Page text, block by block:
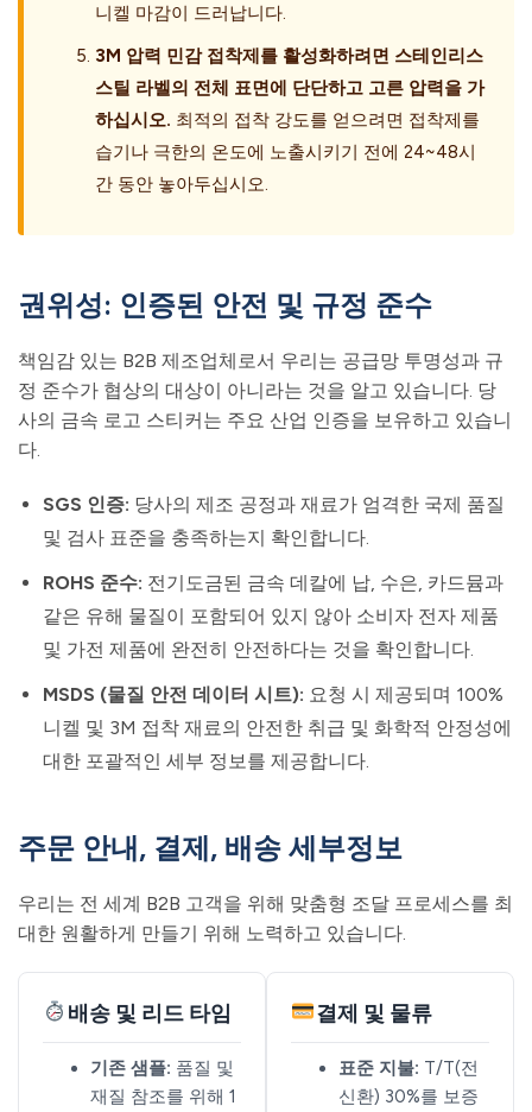
니켈 마감이 드러납니다.
3M 압력 민감 접착제를 활성화하려면 스테인리스
스틸 라벨의 전체 표면에 단단하고 고른 압력을 가
하십시오. 최적의 접착 강도를 얻으려면 접착제를
습기나 극한의 온도에 노출시키기 전에 24~48시
간 동안 놓아두십시오.
권위성: 인증된 안전 및 규정 준수
책임감 있는 B2B 제조업체로서 우리는 공급망 투명성과 규
정 준수가 협상의 대상이 아니라는 것을 알고 있습니다. 당
사의 금속 로고 스티커는 주요 산업 인증을 보유하고 있습니
다.
SGS 인증: 당사의 제조 공정과 재료가 엄격한 국제 품질
및 검사 표준을 충족하는지 확인합니다.
ROHS 준수: 전기도금된 금속 데칼에 납, 수은, 카드뮴과
같은 유해 물질이 포함되어 있지 않아 소비자 전자 제품
및 가전 제품에 완전히 안전하다는 것을 확인합니다.
MSDS (물질 안전 데이터 시트): 요청 시 제공되며 100%
니켈 및 3M 접착 재료의 안전한 취급 및 화학적 안정성에
대한 포괄적인 세부 정보를 제공합니다.
주문 안내, 결제, 배송 세부정보
우리는 전 세계 B2B 고객을 위해 맞춤형 조달 프로세스를 최
대한 원활하게 만들기 위해 노력하고 있습니다.
배송 및 리드 타임
기존 샘플: 품질 및
재질 참조를 위해 1
결제 및 물류
표준 지불: T/T(전
신환) 30%를 보증